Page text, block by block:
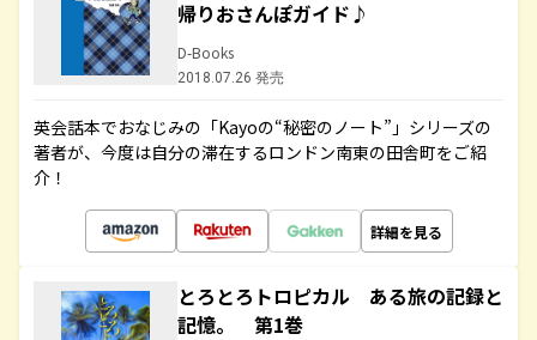
帰りおさんぽガイド♪
D-Books
2018.07.26 発売
英会話本でおなじみの「Kayoの“秘密のノート”」シリーズの
著者が、今度は自分の滞在するロンドン南東の田舎町をご紹
介！
詳細を見る
とろとろトロピカル ある旅の記録と
記憶。 第1巻